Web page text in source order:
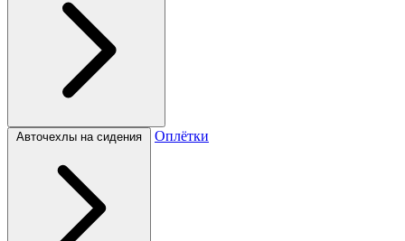
Авточехлы на сидения Оплётки